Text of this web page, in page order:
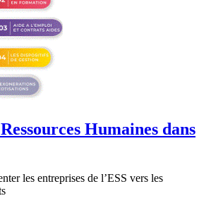
Humaines dans
les entreprises de l’ESS vers les